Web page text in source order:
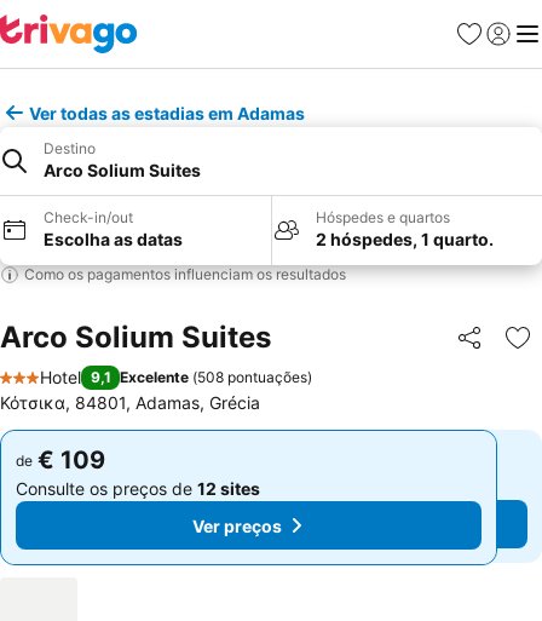
Favoritos
Iniciar
Ver todas as estadias em Adamas
Destino
Arco Solium Suites
Check-in/out
Escolha as datas
Hóspedes e quartos
2 hóspedes, 1 quarto.
Como os pagamentos influenciam os resultados
Arco Solium Suites Partilhar
3 Estrelas
Hotel 9,1 Excelente (508 pontuações)
Κότσικα, 84801, Adamas, Grécia
de € 109
Consulte os preços de 12 sites
Ver preços
de € 109
Consulte os preços de 12 sites
Ver preços